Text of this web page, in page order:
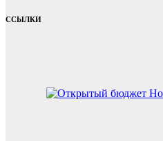
ССЫЛКИ